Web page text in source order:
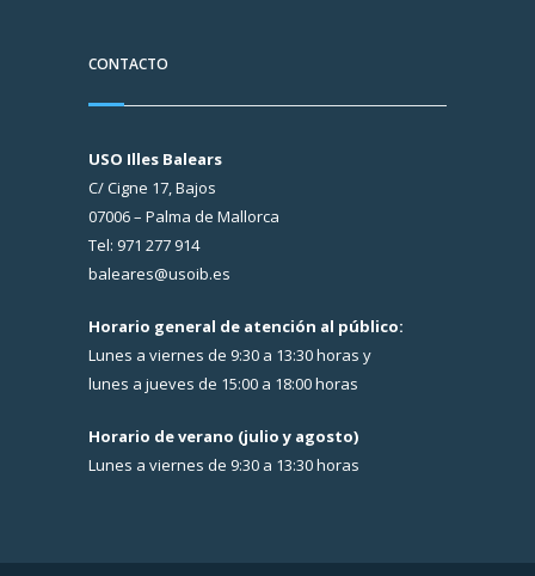
CONTACTO
USO Illes Balears
C/ Cigne 17, Bajos
07006 – Palma de Mallorca
Tel: 971 277 914
baleares@usoib.es
Horario general de atención al público:
Lunes a viernes de 9:30 a 13:30 horas y
lunes a jueves de 15:00 a 18:00 horas
Horario de verano (julio y agosto)
Lunes a viernes de 9:30 a 13:30 horas